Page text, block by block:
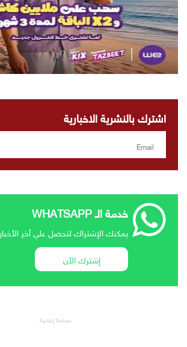
اشترك بالنشرية الاخبارية
خدمة الـ WHATSAPP
يمكنك الإشتراك لتحصل علي أخر الأخبار
إشترك الآن
مساحة إعلانية